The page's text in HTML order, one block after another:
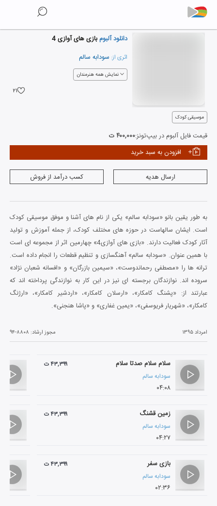
دانلود آلبومبازی های آوازی 4
اثری از: سودابه سالم
نمایش همه هنرمندان
۲۱
موسیقی کودک
قیمت فایل آلبوم در بیپ‌تونز:۴۰۰,۰۰۰ ت
افزودن به سبد خرید
ارسال هدیه کسب درآمد از فروش
به طور یقین بانو «سودابه سالم» یکی از نام های آشنا و موفق موسیقی کودک
است. ایشان سالهاست در حوزه های مختلف کودک، از جمله آموزش و تولید
آثار کودک فعالیت دارند. «بازی های آوازی4» چهارمین اثر از مجموعه ای است
با همین عنوان. «سودابه سالم» آهنگسازی و تنظیم قطعات را انجام داده است.
ترانه ها را «مصطفی رحماندوست»، «سیمین بازرگان» و «افسانه شعبان نژاد»
سروده اند. نوازندگان برجسته ای نیز در این کار به نوازندگی پرداخته اند که
عبارتند از: «پشنگ کامکار»، «ارسلان کامکار»، «اردشیر کامکار»، «ارژنگ
کامکار»، «شهریار فریوسفی»، «یمین غفاری» و «پاشا هنجنی».
امرداد ۱۳۹۵ مجوز ارشاد: ۹۴-۸۸۰۸
سلام سلام صدتا سلام
سودابه سالم
۰۴:۰۸
۴۳,۳۹۹ ت
زمین قشنگ
سودابه سالم
۰۴:۲۷
۴۳,۳۹۹ ت
بازی سفر
سودابه سالم
۰۲:۳۶
۴۳,۳۹۹ ت